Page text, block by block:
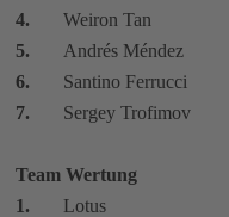
4.
Weiron Tan
5.
Andrés Méndez
6.
Santino Ferrucci
7.
Sergey Trofimov
Team Wertung
1.
Lotus